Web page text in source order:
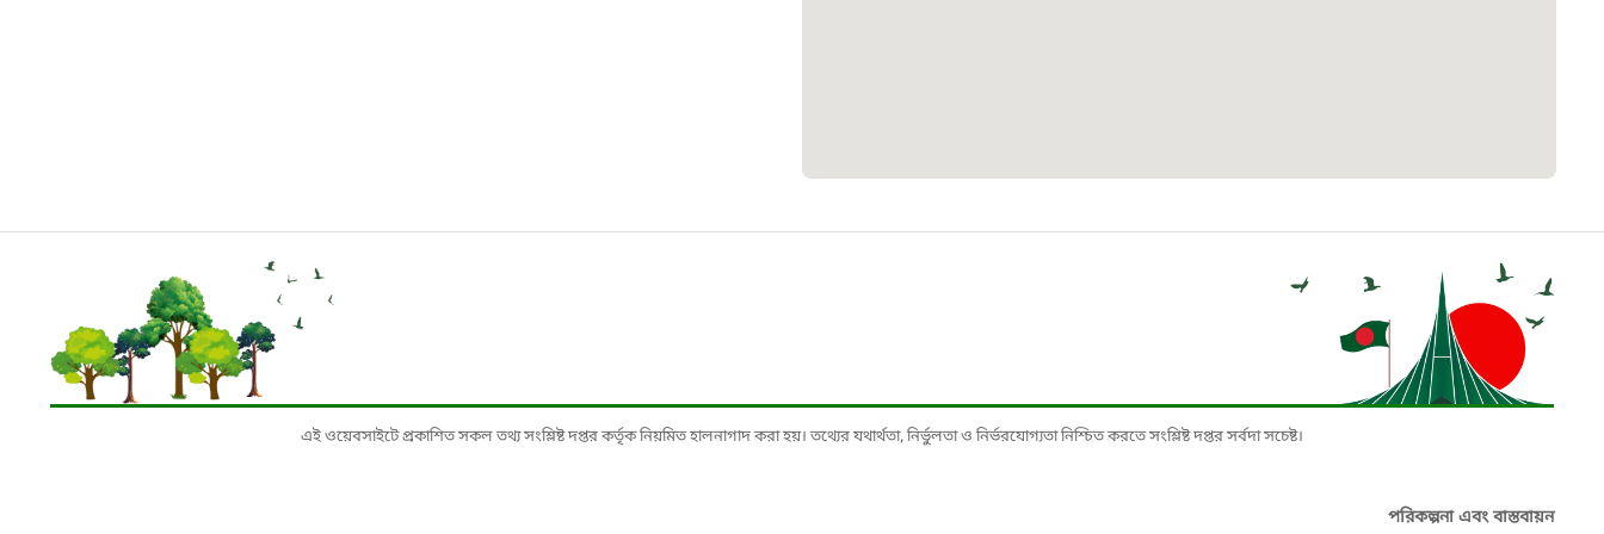
১৬১০৯
বাংলাদেশ কর্মচারী কল্যাণ বোর্ড হটলাইন
০১৯০৮৮৮৮৮৮৮
১৬১১৩
এই ওয়েবসাইটে প্রকাশিত সকল তথ্য সংশ্লিষ্ট দপ্তর কর্তৃক নিয়মিত হালনাগাদ করা হয়। তথ্যের যথার্থতা, নির্ভুলতা ও নির্ভরযোগ্যতা নিশ্চিত করতে সংশ্লিষ্ট দপ্তর সর্বদা সচেষ্ট।
পরিকল্পনা এবং বাস্তবায়ন